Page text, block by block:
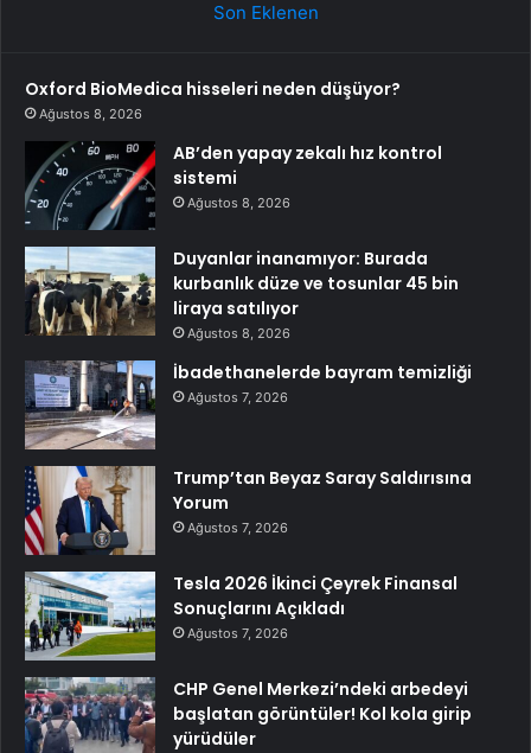
Son Eklenen
Oxford BioMedica hisseleri neden düşüyor?
Ağustos 8, 2026
AB’den yapay zekalı hız kontrol
sistemi
Ağustos 8, 2026
Duyanlar inanamıyor: Burada
kurbanlık düze ve tosunlar 45 bin
liraya satılıyor
Ağustos 8, 2026
İbadethanelerde bayram temizliği
Ağustos 7, 2026
Trump’tan Beyaz Saray Saldırısına
Yorum
Ağustos 7, 2026
Tesla 2026 İkinci Çeyrek Finansal
Sonuçlarını Açıkladı
Ağustos 7, 2026
CHP Genel Merkezi’ndeki arbedeyi
başlatan görüntüler! Kol kola girip
yürüdüler